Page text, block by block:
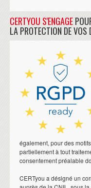
CERTYOU S'ENGAGE
LA PROTECTION DE VOS
également, pour des
partiellement à tout
consentement préalable
CERTyou a désigné un